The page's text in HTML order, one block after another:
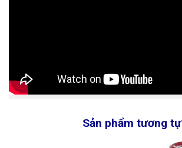
Sản phẩm tương tự